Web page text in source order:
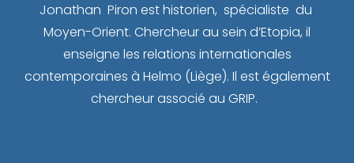
Jonathan Piron est historien, spécialiste du
Moyen-Orient. Chercheur au sein d’Etopia, il
enseigne les relations internationales
contemporaines à Helmo (Liège). Il est également
chercheur associé au GRIP.